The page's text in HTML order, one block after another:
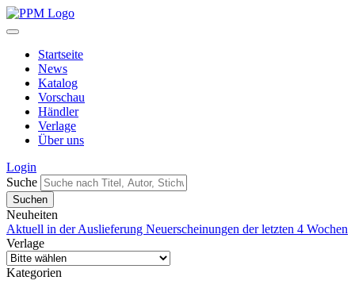
Startseite
News
Katalog
Vorschau
Händler
Verlage
Über uns
Login
Suche
Neuheiten
Aktuell in der Auslieferung Neuerscheinungen der letzten 4 Wochen
Verlage
Kategorien